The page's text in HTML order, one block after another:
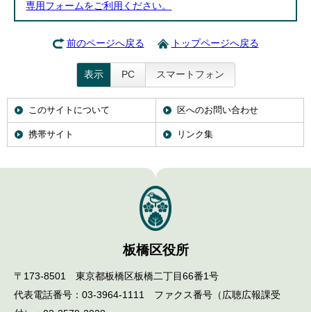
専用フォームをご利用ください。
前のページへ戻る トップページへ戻る
表示 PC スマートフォン
このサイトについて 区へのお問い合わせ
携帯サイト リンク集
板橋区役所
〒173-8501 東京都板橋区板橋二丁目66番1号
代表電話番号：03-3964-1111 ファクス番号（広聴広報課受